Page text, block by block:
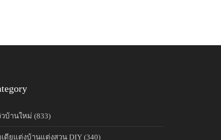
วบ้านใหม่ (833)
เดียแต่งบ้านแต่งสวน DIY (340)